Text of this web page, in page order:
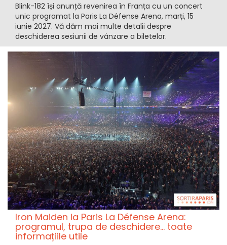
Blink-182 își anunță revenirea în Franța cu un concert
unic programat la Paris La Défense Arena, marți, 15
iunie 2027. Vă dăm mai multe detalii despre
deschiderea sesiunii de vânzare a biletelor.
Iron Maiden la Paris La Défense Arena:
programul, trupa de deschidere... toate
informațiile utile